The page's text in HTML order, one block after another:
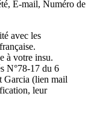
E-mail, Numéro de
avec les
à votre insu.
N°78-17 du 6
Garcia (lien mail
leur